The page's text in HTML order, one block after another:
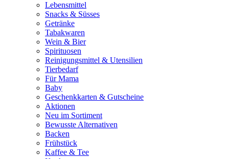
Lebensmittel
Snacks & Süsses
Getränke
Tabakwaren
Wein & Bier
Spirituosen
Reinigungsmittel & Utensilien
Tierbedarf
Für Mama
Baby
Geschenkkarten & Gutscheine
Aktionen
Neu im Sortiment
Bewusste Alternativen
Backen
Frühstück
Kaffee & Tee